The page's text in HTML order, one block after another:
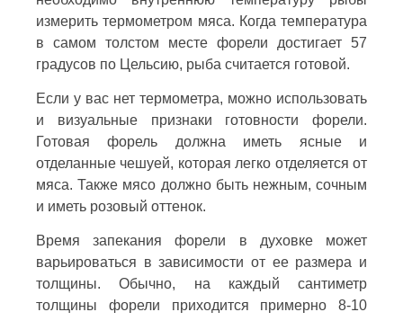
измерить термометром мяса. Когда температура
в самом толстом месте форели достигает 57
градусов по Цельсию, рыба считается готовой.
Если у вас нет термометра, можно использовать
и визуальные признаки готовности форели.
Готовая форель должна иметь ясные и
отделанные чешуей, которая легко отделяется от
мяса. Также мясо должно быть нежным, сочным
и иметь розовый оттенок.
Время запекания форели в духовке может
варьироваться в зависимости от ее размера и
толщины. Обычно, на каждый сантиметр
толщины форели приходится примерно 8-10